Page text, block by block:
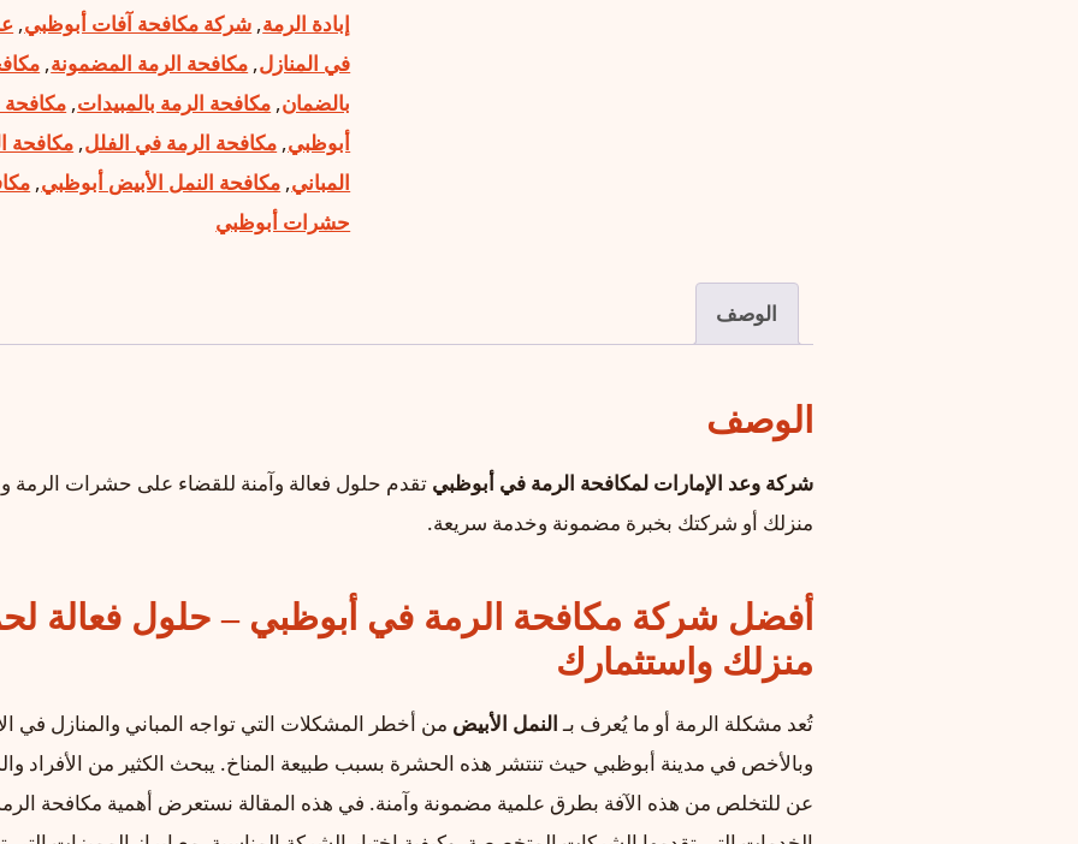
إبادة الرمة, شركة مكافحة آفات أبوظبي,
في المنازل, مكافحة الرمة المضمونة,
بالضمان, مكافحة الرمة بالمبيدات,
أبوظبي, مكافحة الرمة في الفلل, مكافحة
المباني, مكافحة النمل الأبيض أبوظبي,
حشرات أبوظبي
الوصف
الوصف
شركة وعد الإمارات لمكافحة الرمة في أبوظبي تقدم حلول فعالة وآمنة للقضاء على حشرات الرمة
منزلك أو شركتك بخبرة مضمونة وخدمة سريعة.
أفضل شركة مكافحة الرمة في أبوظبي – حلول فعالة
منزلك واستثمارك
تُعد مشكلة الرمة أو ما يُعرف بـالنمل الأبيض من أخطر المشكلات التي تواجه المباني والمنازل في
وبالأخص في مدينة أبوظبي حيث تنتشر هذه الحشرة بسبب طبيعة المناخ. يبحث الكثير من الأفراد
عن للتخلص من هذه الآفة بطرق علمية مضمونة وآمنة. في هذه المقالة نستعرض أهمية مكافحة